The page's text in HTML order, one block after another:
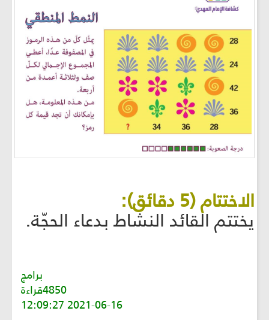
الاختتام (5 دقائق):
يختتم القائد النشاط بدعاء الحجّة.
برامج
4850قراءة
2021-06-16 12:09:27